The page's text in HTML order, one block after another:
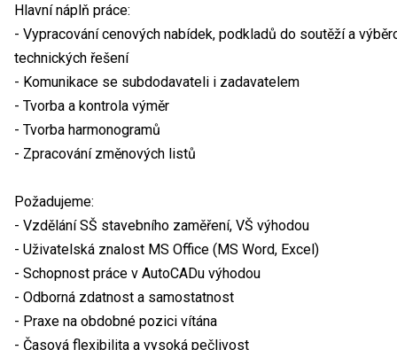
Hlavní náplň práce:
- Vypracování cenových nabídek, podkladů do soutěží a
technických řešení
- Komunikace se subdodavateli i zadavatelem
- Tvorba a kontrola výměr
- Tvorba harmonogramů
- Zpracování změnových listů
Požadujeme:
- Vzdělání SŠ stavebního zaměření, VŠ výhodou
- Uživatelská znalost MS Office (MS Word, Excel)
- Schopnost práce v AutoCADu výhodou
- Odborná zdatnost a samostatnost
- Praxe na obdobné pozici vítána
- Časová flexibilita a vysoká pečlivost